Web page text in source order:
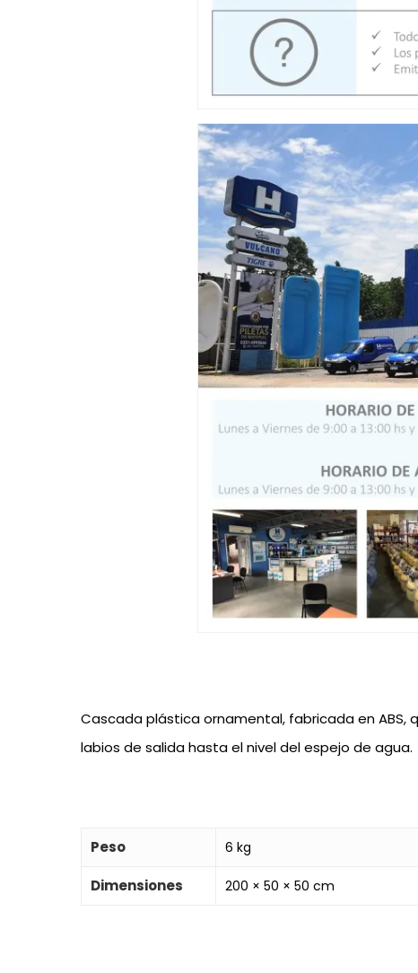
Cascada plástica ornamental, fabricada en ABS,
labios de salida hasta el nivel del espejo de agua.
Peso 6 kg
Dimensiones 200 × 50 × 50 cm